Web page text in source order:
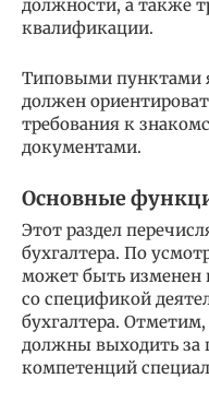
должности, а также
квалификации.
Типовыми пунктами
должен
требования к
документами.
Основные
Этот раздел
бухгалтера. По
может быть изменен
со спецификой
бухгалтера.
должны выходить за
компетенций